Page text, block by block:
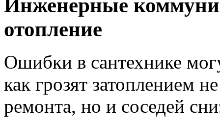
Инженерные
отопление
Ошибки в сантехнике
как грозят затоплением
ремонта, но и соседей